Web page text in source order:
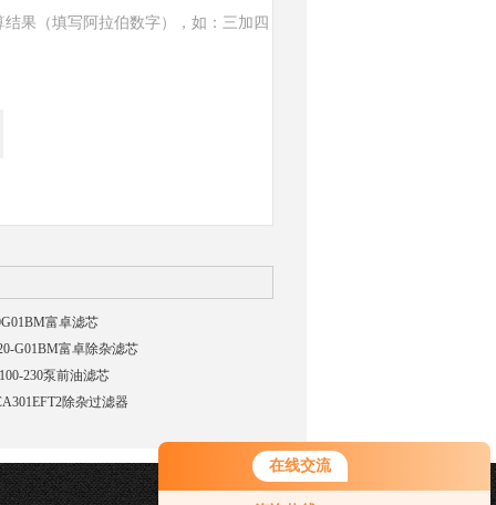
在线交流
您好！欢迎前来咨询，很高兴为您
结果（填写阿拉伯数字），如：三加四
富卓滤芯
G01BM富卓除杂滤芯
230泵前油滤芯
除杂过滤器